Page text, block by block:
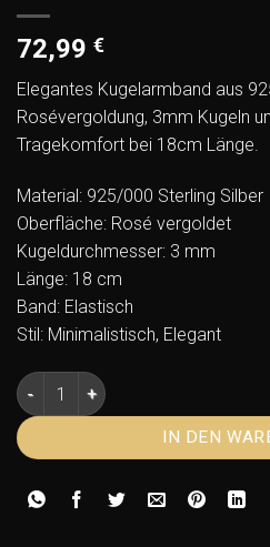
72,99 €
Elegantes Kugelarmband aus
Rosévergoldung, 3mm Kugeln
Tragekomfort bei 18cm Länge.
Material: 925/000 Sterling Silber
Oberfläche: Rosé vergoldet
Kugeldurchmesser: 3 mm
Länge: 18 cm
Band: Elastisch
Stil: Minimalistisch, Elegant
Kugelarmband Silber 925 rosé
IN DEN